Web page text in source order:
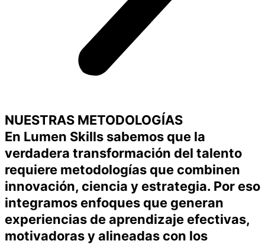
NUESTRAS METODOLOGÍAS
En Lumen Skills sabemos que la
verdadera transformación del talento
requiere metodologías que combinen
innovación, ciencia y estrategia. Por eso
integramos enfoques que generan
experiencias de aprendizaje efectivas,
motivadoras y alineadas con los